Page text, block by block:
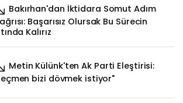
Bakırhan'dan İktidara Somut Adım
Başarısız Olursak Bu Sürecin
Kalırız
Metin Külünk'ten Ak Parti Eleştirisi:
bizi dövmek istiyor"